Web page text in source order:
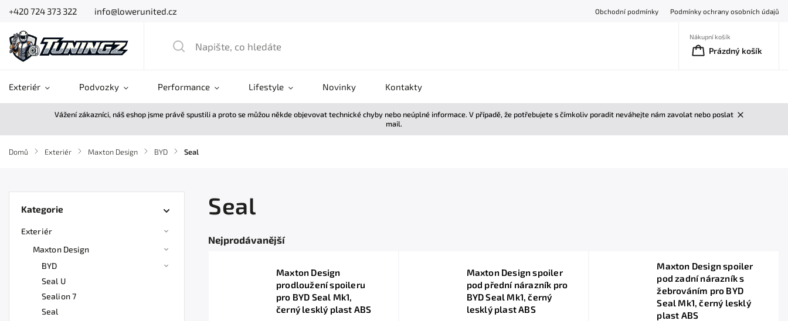
+420 724 373 322 info@lowerunited.cz Obchodní podmínky Podmínky ochrany osobních údajů
Nákupní košík
Prázdný košík
Exteriér Podvozky Performance Lifestyle Novinky Kontakty
Vážení zákazníci, náš eshop jsme právě spustili a proto se můžou někde objevovat technické chyby nebo neúplné informace. V případě, že potřebujete s čímkoliv poradit neváhejte nám zavolat nebo poslat
mail.
Domů / Exteriér / Maxton Design / BYD / Seal
Kategorie
Exteriér
Maxton Design
BYD
Seal U
Sealion 7
Seal
Seal
Nejprodávanější
Maxton Design
prodloužení spoileru
pro BYD Seal Mk1,
černý lesklý plast ABS
Maxton Design spoiler
pod přední nárazník pro
BYD Seal Mk1, černý
lesklý plast ABS
Maxton Design spoiler
pod zadní nárazník s
žebrováním pro BYD
Seal Mk1, černý lesklý
plast ABS